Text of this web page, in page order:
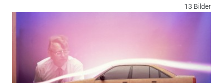
13 Bilder